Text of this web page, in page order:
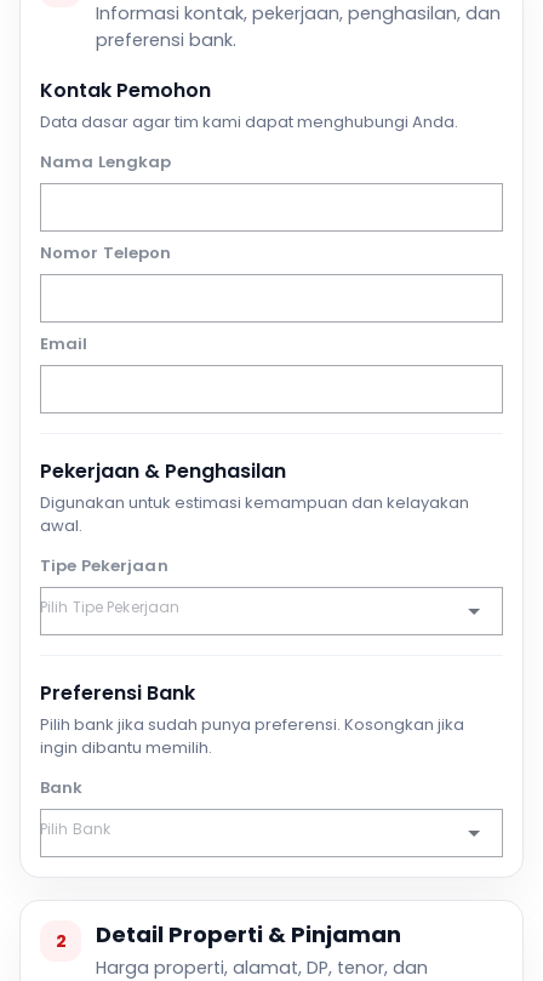
Informasi kontak, pekerjaan, penghasilan, dan
preferensi bank.
Kontak Pemohon
Data dasar agar tim kami dapat menghubungi Anda.
Nama Lengkap
Nomor Telepon
Email
Pekerjaan & Penghasilan
Digunakan untuk estimasi kemampuan dan kelayakan
awal.
Tipe Pekerjaan
Preferensi Bank
Pilih bank jika sudah punya preferensi. Kosongkan jika
ingin dibantu memilih.
Bank
2 Detail Properti & Pinjaman
Harga properti, alamat, DP, tenor, dan